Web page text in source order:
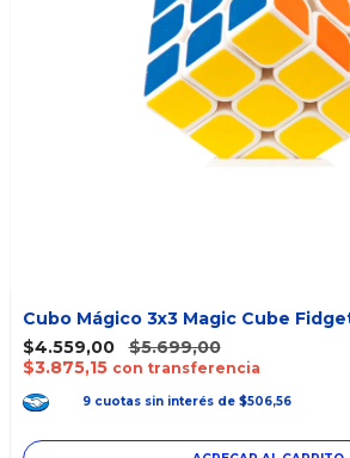
Cubo Mágico 3x3 Magic Cube
$4.559,00
$5.699,00
$3.875,15 con transferencia
9 cuotas sin interés de $506,56